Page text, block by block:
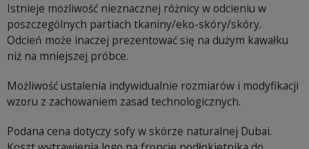
Istnieje możliwość nieznacznej różnicy w odcieniu w
poszczególnych partiach tkaniny/eko-skóry/skóry.
Odcień może inaczej prezentować się na dużym kawałku
niż na mniejszej próbce.
Możliwość ustalenia indywidualnie rozmiarów i modyfikacji
wzoru z zachowaniem zasad technologicznych.
Podana cena dotyczy sofy w skórze naturalnej Dubai.